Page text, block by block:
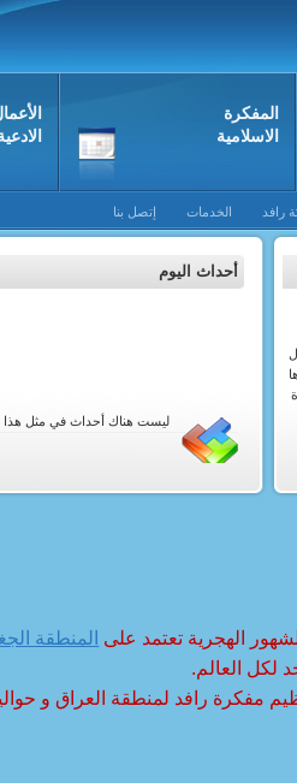
المفکرة
الاسلامية
إتصل بنا الخدمات رافد
أحداث اليوم
ليست هناك أحداث في مثل هذا
الهجرية تعتمد على المنطقة
لكل العالم.
مفكرة رافد لمنطقة العراق و